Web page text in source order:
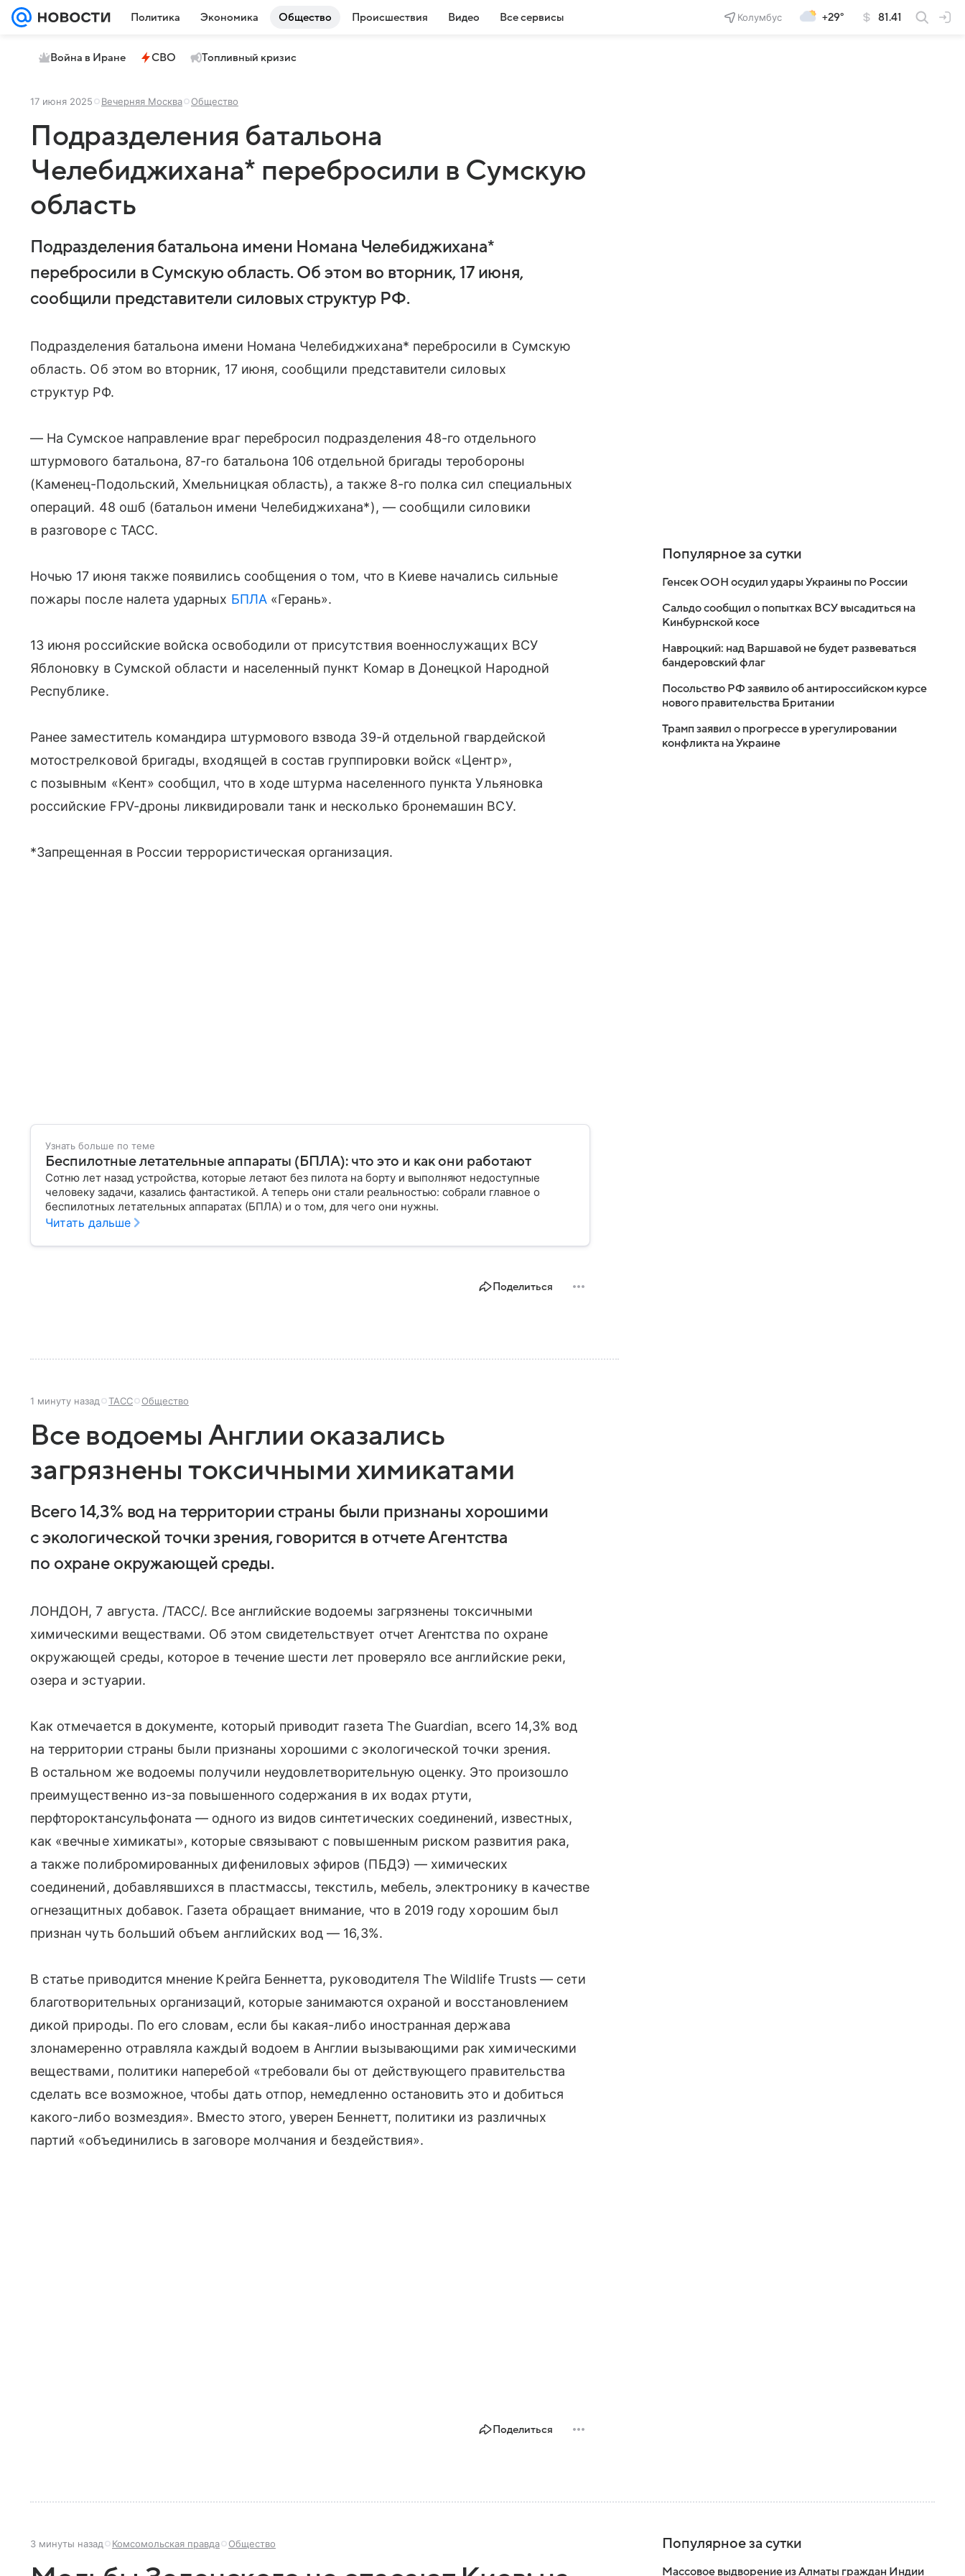
Политика Экономика Общество Происшествия Видео Все сервисы Колумбус +29° 81.41
Война в Иране СВО Топливный кризис
17 июня 2025 Вечерняя Москва Общество
Подразделения батальона
Челебиджихана* перебросили в Сумскую
область
Подразделения батальона имени Номана Челебиджихана*
перебросили в Сумскую область. Об этом во вторник, 17 июня,
сообщили представители силовых структур РФ.
Подразделения батальона имени Номана Челебиджихана* перебросили в Сумскую
область. Об этом во вторник, 17 июня, сообщили представители силовых
структур РФ.
— На Сумское направление враг перебросил подразделения 48-го отдельного
штурмового батальона, 87-го батальона 106 отдельной бригады теробороны
(Каменец-Подольский, Хмельницкая область), а также 8-го полка сил специальных
операций. 48 ошб (батальон имени Челебиджихана*), — сообщили силовики
в разговоре с ТАСС.
Ночью 17 июня также появились сообщения о том, что в Киеве начались сильные
пожары после налета ударных БПЛА«Герань».
13 июня российские войска освободили от присутствия военнослужащих ВСУ
Яблоновку в Сумской области и населенный пункт Комар в Донецкой Народной
Республике.
Ранее заместитель командира штурмового взвода 39-й отдельной гвардейской
мотострелковой бригады, входящей в состав группировки войск «Центр»,
с позывным «Кент» сообщил, что в ходе штурма населенного пункта Ульяновка
российские FPV-дроны ликвидировали танк и несколько бронемашин ВСУ.
*Запрещенная в России террористическая организация.
Узнать больше по теме
Беспилотные летательные аппараты (БПЛА): что это и как они работают
Сотню лет назад устройства, которые летают без пилота на борту и выполняют недоступные
человеку задачи, казались фантастикой. А теперь они стали реальностью: собрали главное о
беспилотных летательных аппаратах (БПЛА) и о том, для чего они нужны.
Читать дальше
Поделиться
1 минуту назад ТАСС Общество
Все водоемы Англии оказались
загрязнены токсичными химикатами
Всего 14,3% вод на территории страны были признаны хорошими
с экологической точки зрения, говорится в отчете Агентства
по охране окружающей среды.
ЛОНДОН, 7 августа. /ТАСС/. Все английские водоемы загрязнены токсичными
химическими веществами. Об этом свидетельствует отчет Агентства по охране
окружающей среды, которое в течение шести лет проверяло все английские реки,
озера и эстуарии.
Как отмечается в документе, который приводит газета The Guardian, всего 14,3% вод
на территории страны были признаны хорошими с экологической точки зрения.
В остальном же водоемы получили неудовлетворительную оценку. Это произошло
преимущественно из-за повышенного содержания в их водах ртути,
перфтороктансульфоната — одного из видов синтетических соединений, известных,
как «вечные химикаты», которые связывают с повышенным риском развития рака,
а также полибромированных дифениловых эфиров (ПБДЭ) — химических
соединений, добавлявшихся в пластмассы, текстиль, мебель, электронику в качестве
огнезащитных добавок. Газета обращает внимание, что в 2019 году хорошим был
признан чуть больший объем английских вод — 16,3%.
В статье приводится мнение Крейга Беннетта, руководителя The Wildlife Trusts — сети
благотворительных организаций, которые занимаются охраной и восстановлением
дикой природы. По его словам, если бы какая-либо иностранная держава
злонамеренно отравляла каждый водоем в Англии вызывающими рак химическими
веществами, политики наперебой «требовали бы от действующего правительства
сделать все возможное, чтобы дать отпор, немедленно остановить это и добиться
какого-либо возмездия». Вместо этого, уверен Беннетт, политики из различных
партий «объединились в заговоре молчания и бездействия».
Поделиться
Популярное за сутки
Генсек ООН осудил удары Украины по России
Сальдо сообщил о попытках ВСУ высадиться на
Кинбурнской косе
Навроцкий: над Варшавой не будет развеваться
бандеровский флаг
Посольство РФ заявило об антироссийском курсе
нового правительства Британии
Трамп заявил о прогрессе в урегулировании
конфликта на Украине
3 минуты назад Комсомольская правда Общество Популярное за сутки
Массовое выдворение из Алматы граждан Индии